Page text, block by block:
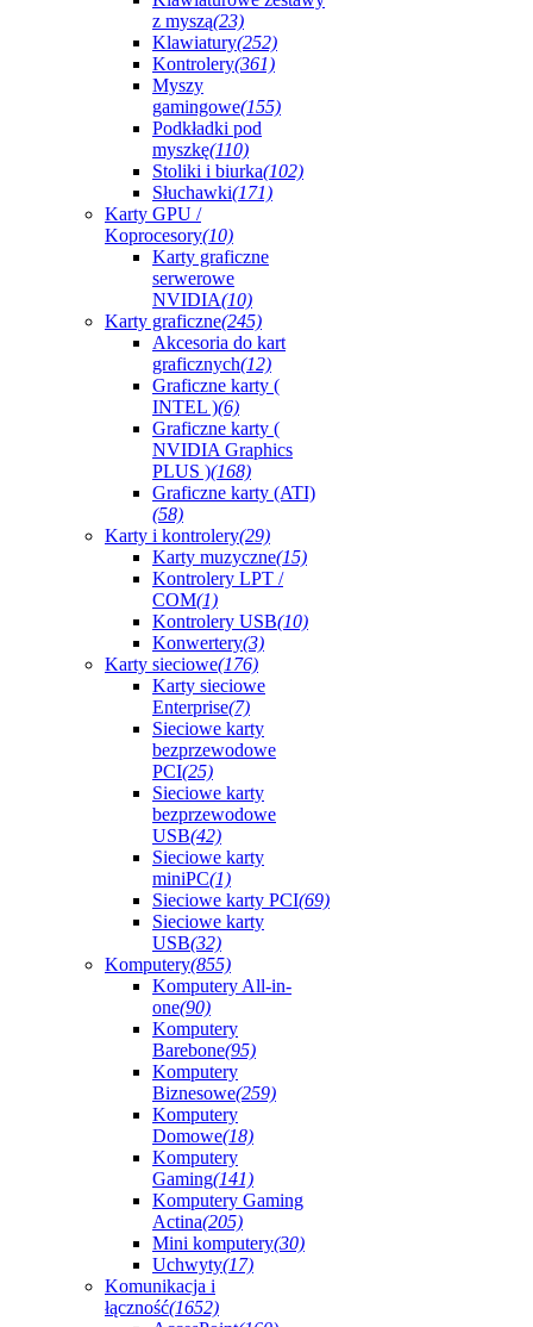
z myszą(23)
Klawiatury(252)
Kontrolery(361)
Myszy
gamingowe(155)
Podkładki pod
myszkę(110)
Stoliki i biurka(102)
Słuchawki(171)
Karty GPU /
Koprocesory(10)
Karty graficzne
serwerowe
NVIDIA(10)
Karty graficzne(245)
Akcesoria do kart
graficznych(12)
Graficzne karty (
INTEL )(6)
Graficzne karty (
NVIDIA Graphics
PLUS )(168)
Graficzne karty (ATI)
(58)
Karty i kontrolery(29)
Karty muzyczne(15)
Kontrolery LPT /
COM(1)
Kontrolery USB(10)
Konwertery(3)
Karty sieciowe(176)
Karty sieciowe
Enterprise(7)
Sieciowe karty
bezprzewodowe
PCI(25)
Sieciowe karty
bezprzewodowe
USB(42)
Sieciowe karty
miniPC(1)
Sieciowe karty PCI(69)
Sieciowe karty
USB(32)
Komputery(855)
Komputery All-in-
one(90)
Komputery
Barebone(95)
Komputery
Biznesowe(259)
Komputery
Domowe(18)
Komputery
Gaming(141)
Komputery Gaming
Actina(205)
Mini komputery(30)
Uchwyty(17)
Komunikacja i
łączność(1652)